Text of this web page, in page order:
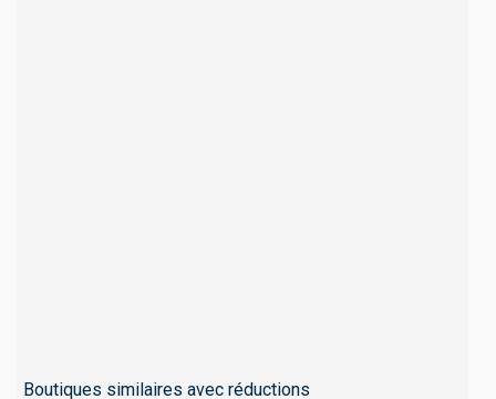
Boutiques similaires avec réductions